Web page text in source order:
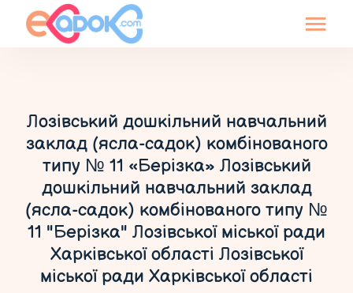
Лозівський дошкільний навчальний
заклад (ясла-садок) комбінованого
типу № 11 «Берізка» Лозівський
дошкільний навчальний заклад
(ясла-садок) комбінованого типу №
11 "Берізка" Лозівської міської ради
Харківської області Лозівської
міської ради Харківської області